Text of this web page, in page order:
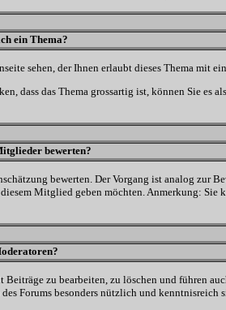
ein Thema?
sehen, der Ihnen erlaubt dieses Thema mit
dass das Thema grossartig ist, können Sie es
bewerten?
bewerten. Der Vorgang ist analog zur
Mitglied geben möchten. Anmerkung: Sie
zu bearbeiten, zu löschen und führen
Forums besonders nützlich und kenntnisreich